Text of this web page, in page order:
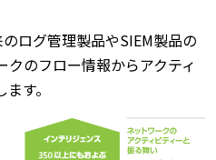
ログ管理製品やSIEM製品の
のフロー情報からアクティ
す。